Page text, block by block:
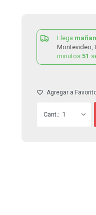
Llega
Montevideo,
minutos 51
1